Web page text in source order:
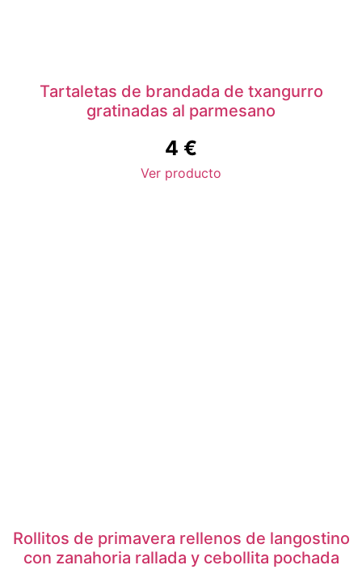
Tartaletas de brandada de txangurro
gratinadas al parmesano
4 €
Ver producto
Rollitos de primavera rellenos de langostino
con zanahoria rallada y cebollita pochada